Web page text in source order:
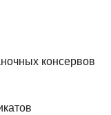
консервов